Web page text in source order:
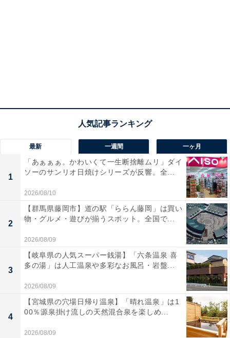
最新 一週間 一ヶ月
1
「あぁぁぁ。かわいくて一生断捨離ムリ」ダイ
ソーのサンリオ日焼けシリーズが反響。全...
2026/08/10
2
【群馬県藤岡市】道の駅「ららん藤岡」は買い
物・グルメ・遊びが揃うスポット。全国で...
2026/08/09
3
【岐阜県の人気スーパー銭湯】「六条温泉 喜
多の湯」は人工温泉や多彩なお風呂・岩盤...
2026/08/09
4
【宮城県の穴場日帰り温泉】「晴れ温泉」は1
00％源泉掛け流しの天然混合泉を楽しめ...
2026/08/09